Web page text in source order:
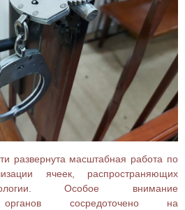
развернута масштабная работа по
ячеек, распространяющих
Особое внимание
органов сосредоточено на